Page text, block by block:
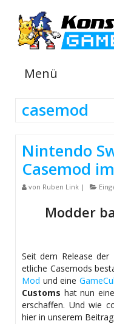
Menü
INFOS
GUIDES
casemod
Nintendo
Casemod
von Ruben Link |
Modder
Seit dem Release der
etliche Casemods
Mod und eine
Customs hat nun
erschaffen. Und wie
hier in unserem Beitrag.